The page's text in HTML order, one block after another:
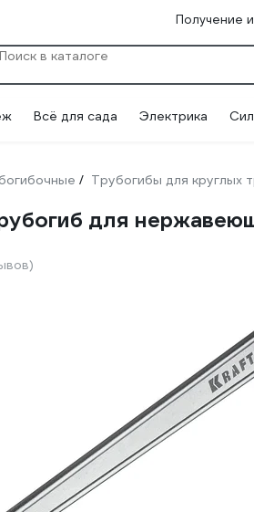
Получение
Всё для сада Электрика
/ Трубогибы для круглых
для